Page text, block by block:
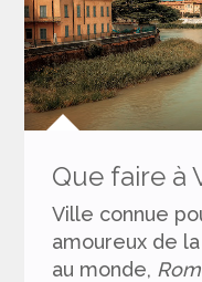
Que faire à
Ville connue
amoureux de
au monde,